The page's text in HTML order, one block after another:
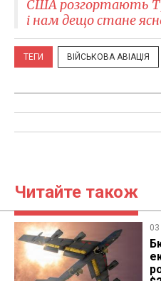
США розгортають
і нам дещо стане
ТЕГИ ВІЙСЬКОВА АВІАЦІЯ
Читайте також